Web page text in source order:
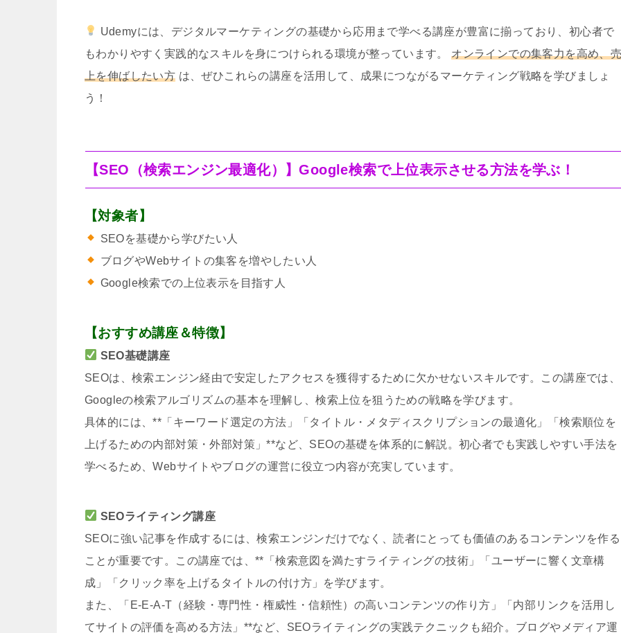
Udemyには、デジタルマーケティングの基礎から応用まで学べる講座が豊富に揃っており、初心者で
もわかりやすく実践的なスキルを身につけられる環境が整っています。オンラインでの集客力を高め、
上を伸ばしたい方 は、ぜひこれらの講座を活用して、成果につながるマーケティング戦略を学びましょ
う！
【SEO（検索エンジン最適化）】Google検索で上位表示させる方法を学ぶ！
【対象者】
SEOを基礎から学びたい人
ブログやWebサイトの集客を増やしたい人
Google検索での上位表示を目指す人
【おすすめ講座＆特徴】
SEO基礎講座
SEOは、検索エンジン経由で安定したアクセスを獲得するために欠かせないスキルです。この講座では、
Googleの検索アルゴリズムの基本を理解し、検索上位を狙うための戦略を学びます。
具体的には、**「キーワード選定の方法」「タイトル・メタディスクリプションの最適化」「検索順位を
上げるための内部対策・外部対策」**など、SEOの基礎を体系的に解説。初心者でも実践しやすい手法を
学べるため、Webサイトやブログの運営に役立つ内容が充実しています。
SEOライティング講座
SEOに強い記事を作成するには、検索エンジンだけでなく、読者にとっても価値のあるコンテンツを作る
ことが重要です。この講座では、**「検索意図を満たすライティングの技術」「ユーザーに響く文章構
成」「クリック率を上げるタイトルの付け方」を学びます。
また、「E-E-A-T（経験・専門性・権威性・信頼性）の高いコンテンツの作り方」「内部リンクを活用し
てサイトの評価を高める方法」**など、SEOライティングの実践テクニックも紹介。ブログやメディア運